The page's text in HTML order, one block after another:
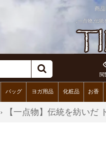
商
,一点物,伝
閲
バッグ ヨガ用品 化粧品 お香
› 【一点物】伝統を紡いだ